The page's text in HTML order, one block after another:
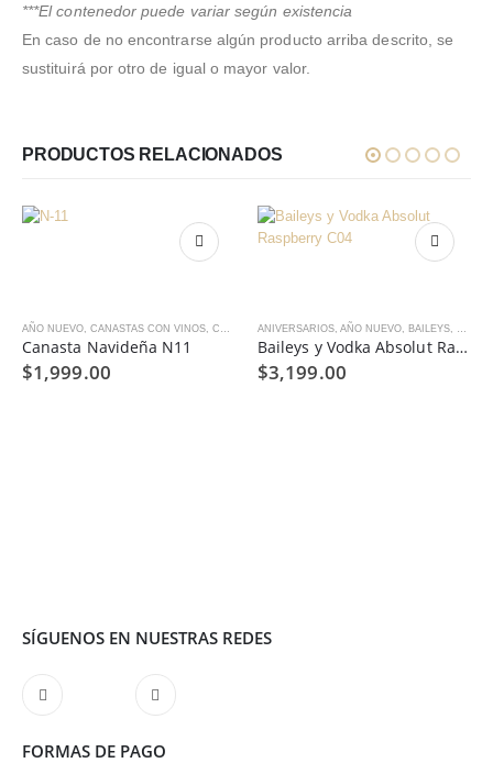
***El contenedor puede variar según existencia
En caso de no encontrarse algún producto arriba descrito, se
sustituirá por otro de igual o mayor valor.
PRODUCTOS RELACIONADOS
,GOURMET NAVIDAD,REGALOS EMPRESARIALES
AÑO NUEVO CANASTAS CON VINOS CANASTAS DE REGALO , NAVIDAD ,QUESOS Y
Canasta Navideña N11
$1,999.00
ANIVERSARIOS AÑO NUEVO BAILEYS
Baileys y Vodka Absolut Raspberry C04
$3,199.00
SÍGUENOS EN NUESTRAS REDES
FORMAS DE PAGO